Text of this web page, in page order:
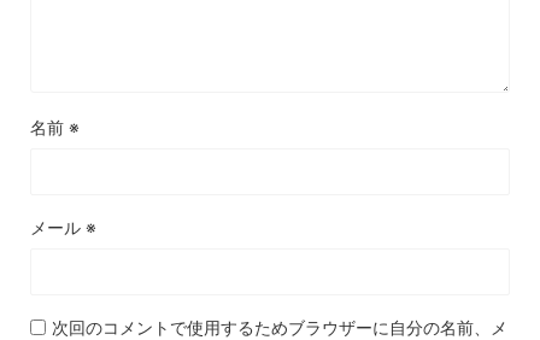
名前 ※
メール ※
次回のコメントで使用するためブラウザーに自分の名前、メ